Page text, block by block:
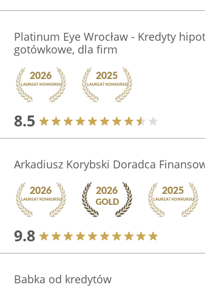
Platinum Eye Wrocław - Kredyty
gotówkowe, dla firm
8.5
Arkadiusz Korybski Doradca
9.8
Babka od kredytów